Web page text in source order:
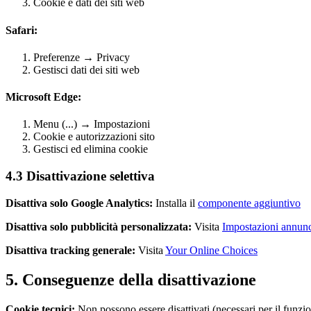
Cookie e dati dei siti web
Safari:
Preferenze → Privacy
Gestisci dati dei siti web
Microsoft Edge:
Menu (...) → Impostazioni
Cookie e autorizzazioni sito
Gestisci ed elimina cookie
4.3 Disattivazione selettiva
Disattiva solo Google Analytics: Installa il componente aggiuntivo
Disattiva solo pubblicità personalizzata: Visita Impostazioni
Disattiva tracking generale: Visita Your Online Choices
5. Conseguenze della disattivazione